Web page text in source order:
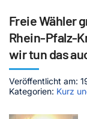
Mediathek
Jetzt
Kontakt
Freie Wähler
Rhein-Pfalz-
wir tun das
Veröffentlicht am:
Kategorien: Kurz